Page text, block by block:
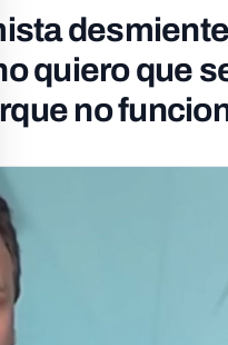
quiero que
no